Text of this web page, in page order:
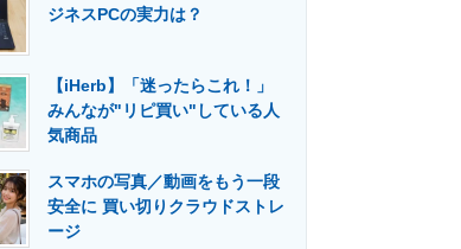
建設×テクノロジーの最前線
ジネスPCの実力は？
【iHerb】「迷ったらこれ！」
みんなが"リピ買い"している人
気商品
スマホの写真／動画をもう一段
安全に 買い切りクラウドストレ
ージ